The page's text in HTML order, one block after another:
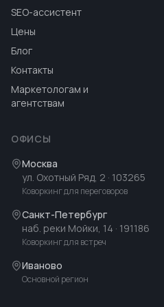
SEO-ассистент
Цены
Блог
Контакты
Маркетологам и
агентствам
ОФИСЫ
Москва
ул. Охотный Ряд, 2 · 103265
Коворкинг для переговоров
Санкт-Петербург
наб. реки Мойки, 14 · 191186
Коворкинг для встреч
Иваново
Основной регион